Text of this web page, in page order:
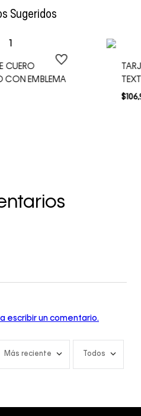
Sugeridos
CUERO
CON EMBLEMA
$106,
escribir un comentario.
Más reciente Todos